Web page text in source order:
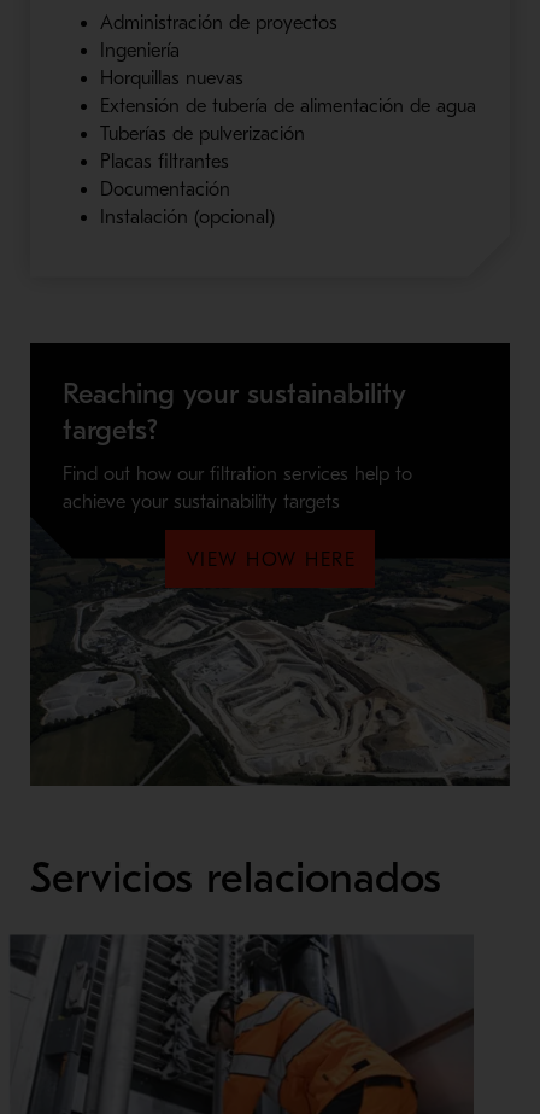
Administración de proyectos
Ingeniería
Horquillas nuevas
Extensión de tubería de alimentación de agua
Tuberías de pulverización
Placas filtrantes
Documentación
Instalación (opcional)
Reaching your sustainability
targets?
Find out how our filtration services help to
achieve your sustainability targets
VIEW HOW HERE
Servicios relacionados